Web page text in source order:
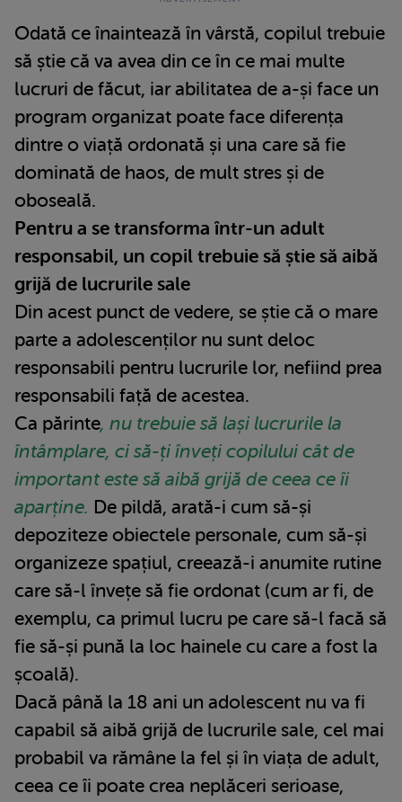
Odată ce înaintează în vârstă, copilul trebuie
să știe că va avea din ce în ce mai multe
lucruri de făcut, iar abilitatea de a-și face un
program organizat poate face diferența
dintre o viață ordonată și una care să fie
dominată de haos, de mult stres și de
oboseală.
Pentru a se transforma într-un adult
responsabil, un copil trebuie să știe să aibă
grijă de lucrurile sale
Din acest punct de vedere, se știe că o mare
parte a adolescenților nu sunt deloc
responsabili pentru lucrurile lor, nefiind prea
responsabili față de acestea.
Ca părinte, nu trebuie să lași lucrurile la
întâmplare, ci să-ți înveți copilului cât de
important este să aibă grijă de ceea ce îi
aparține. De pildă, arată-i cum să-și
depoziteze obiectele personale, cum să-și
organizeze spațiul, creează-i anumite rutine
care să-l învețe să fie ordonat (cum ar fi, de
exemplu, ca primul lucru pe care să-l facă să
fie să-și pună la loc hainele cu care a fost la
școală).
Dacă până la 18 ani un adolescent nu va fi
capabil să aibă grijă de lucrurile sale, cel mai
probabil va rămâne la fel și în viața de adult,
ceea ce îi poate crea neplăceri serioase,